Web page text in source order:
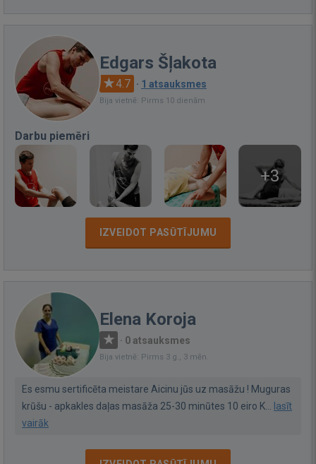
Edgars Šļakota
4.7 · 1 atsauksmes
Bija vietnē: Pirms 10 dienām
Darbu piemēri
+3
IZVEIDOT PASŪTĪJUMU
Elena Koroja
· 0 atsauksmes
Bija vietnē: Pirms 3 g., 3 mēn.
Es esmu sertificēta meistare Aicinu jūs uz masāžu ! Muguras
krūšu - apkakles daļas masāža 25-30 minūtes 10 eiro K... lasīt
vairāk